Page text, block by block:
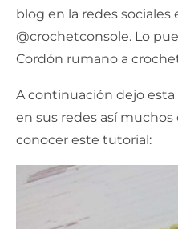
blog en la redes
@crochetconsole. Lo
Cordón rumano a
A continuación dejo
en sus redes así
conocer este tutorial: